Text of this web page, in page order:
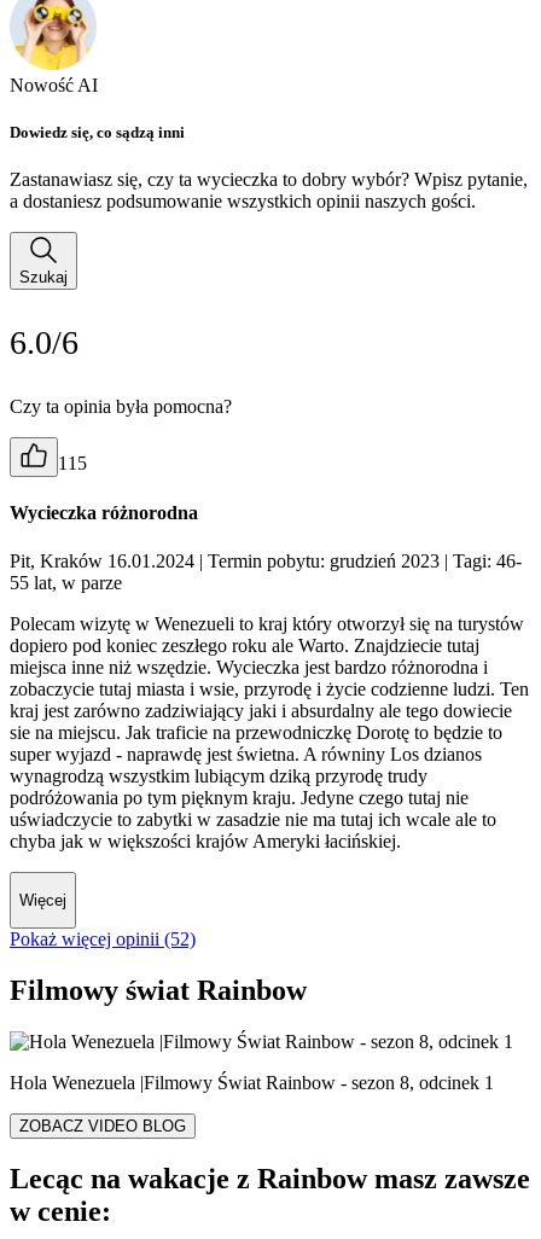
Nowość AI
Dowiedz się, co sądzą inni
Zastanawiasz się, czy ta wycieczka to dobry wybór? Wpisz pytanie,
a dostaniesz podsumowanie wszystkich opinii naszych gości.
Szukaj
6.0/6
Czy ta opinia była pomocna?
115
Wycieczka różnorodna
Pit, Kraków 16.01.2024 | Termin pobytu: grudzień 2023 | Tagi: 46-
55 lat, w parze
Polecam wizytę w Wenezueli to kraj który otworzył się na turystów
dopiero pod koniec zeszłego roku ale Warto. Znajdziecie tutaj
miejsca inne niż wszędzie. Wycieczka jest bardzo różnorodna i
zobaczycie tutaj miasta i wsie, przyrodę i życie codzienne ludzi. Ten
kraj jest zarówno zadziwiający jaki i absurdalny ale tego dowiecie
sie na miejscu. Jak traficie na przewodniczkę Dorotę to będzie to
super wyjazd - naprawdę jest świetna. A równiny Los dzianos
wynagrodzą wszystkim lubiącym dziką przyrodę trudy
podróżowania po tym pięknym kraju. Jedyne czego tutaj nie
uświadczycie to zabytki w zasadzie nie ma tutaj ich wcale ale to
chyba jak w większości krajów Ameryki łacińskiej.
Więcej
Pokaż więcej opinii (52)
Filmowy świat Rainbow
Hola Wenezuela |Filmowy Świat Rainbow - sezon 8, odcinek 1
ZOBACZ VIDEO BLOG
Lecąc na wakacje z Rainbow masz zawsze
w cenie: